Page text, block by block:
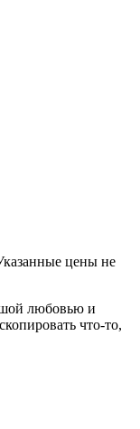
цены не
любовью и
что-то,